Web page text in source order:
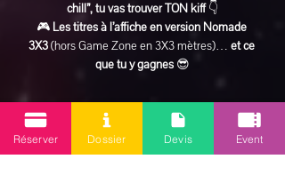
chill”, tu vas trouver TON kiff 👇
🎮 Les titres à l’affiche en version Nomade
3X3 (hors Game Zone en 3X3 mètres)… et ce
que tu y gagnes 😎
En lire plus >
Réserver Dossier Devis Event